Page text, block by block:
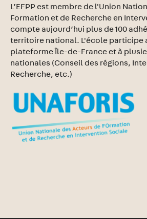
L’EFPP est membre de l'Union
Formation et de Recherche en
compte aujourd’hui plus de 100
territoire national. L'école participe
plateforme Île-de-France et à
nationales (Conseil des régions,
Recherche, etc.)